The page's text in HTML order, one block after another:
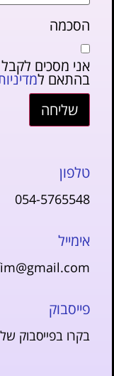
הסכמה
אני מסכים לקבל
בהתאם למדיניות
שליחה
טלפון
054-5765548
אימייל
פייסבוק
בקרו בפייסבוק שלנו